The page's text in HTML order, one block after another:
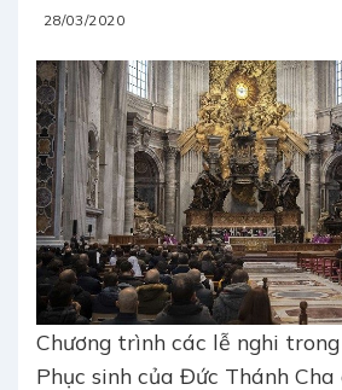
28/03/2020
Chương trình các lễ nghi
Phục sinh của Đức Thánh